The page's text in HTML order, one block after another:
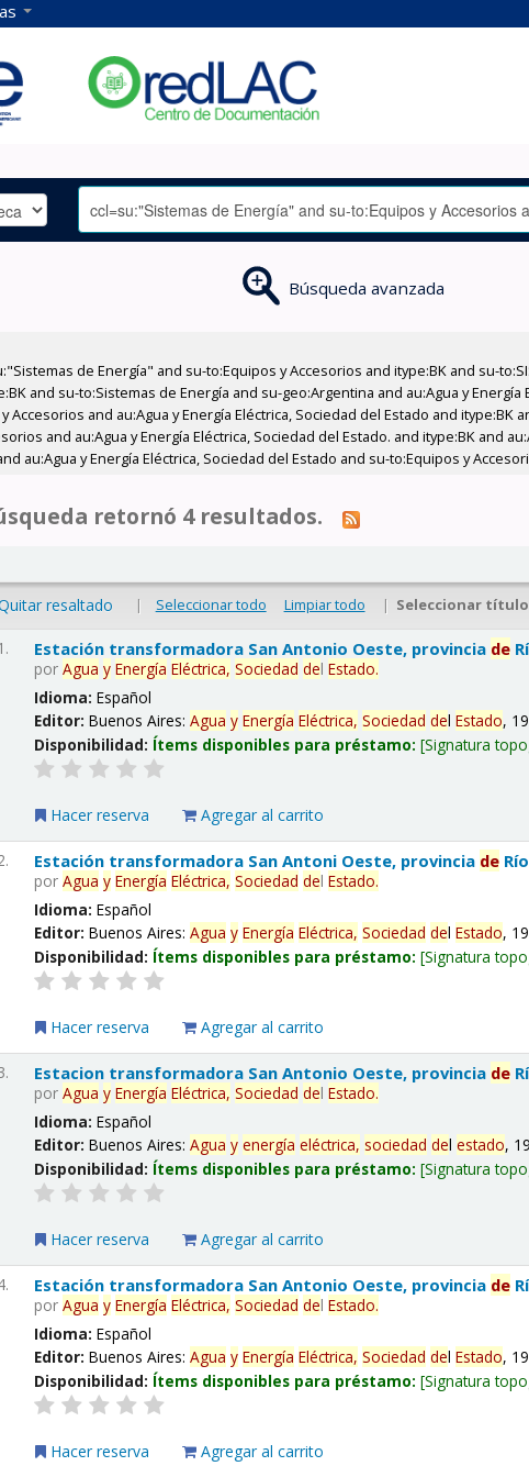
Búsqueda avanzada
de Energía" and su-to:Equipos y Accesorios and itype:BK and su-
and su-to:Sistemas de Energía and su-geo:Argentina and au:Agua y Energía
Accesorios and au:Agua y Energía Eléctrica, Sociedad del Estado and itype:BK
and au:Agua y Energía Eléctrica, Sociedad del Estado. and itype:BK and
au:Agua y Energía Eléctrica, Sociedad del Estado and su-to:Equipos y
retornó 4 resultados.
resaltado | Seleccionar todo Limpiar todo | Seleccionar
Estación transformadora San Antonio Oeste, provincia de
porAgua y Energía Eléctrica, Sociedad delEstado.
Idioma:Español
Editor:Buenos Aires:Agua y Energía Eléctrica, Sociedad delEstado,
Disponibilidad: Ítems disponibles para préstamo: Signatura
Hacer reserva Agregar al carrito
Estación transformadora San Antoni Oeste, provincia de
porAgua y Energía Eléctrica, Sociedad delEstado.
Idioma:Español
Editor:Buenos Aires:Agua y Energía Eléctrica, Sociedad delEstado,
Disponibilidad: Ítems disponibles para préstamo: Signatura
Hacer reserva Agregar al carrito
Estacion transformadora San Antonio Oeste, provincia de
porAgua y Energía Eléctrica, Sociedad delEstado.
Idioma:Español
Editor:Buenos Aires:Agua y energía eléctrica, sociedad delestado,
Disponibilidad: Ítems disponibles para préstamo: Signatura
Hacer reserva Agregar al carrito
Estación transformadora San Antonio Oeste, provincia de
porAgua y Energía Eléctrica, Sociedad delEstado.
Idioma:Español
Editor:Buenos Aires:Agua y Energía Eléctrica, Sociedad delEstado,
Disponibilidad: Ítems disponibles para préstamo: Signatura
Hacer reserva Agregar al carrito